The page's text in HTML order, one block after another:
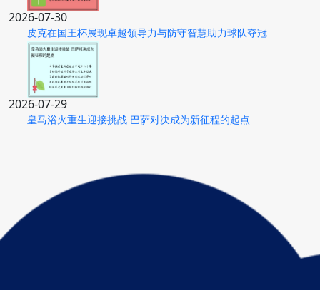
2026-07-30
皮克在国王杯展现卓越领导力与防守智慧助力球队夺冠
2026-07-29
皇马浴火重生迎接挑战 巴萨对决成为新征程的起点